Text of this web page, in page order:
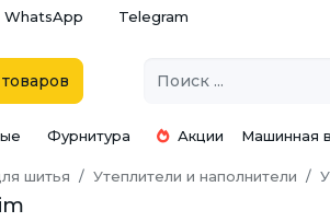
WhatsApp Telegram
товаров
Фурнитура Акции Машинная
шитья Утеплители и наполнители